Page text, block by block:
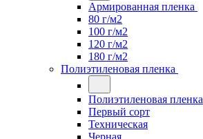
Армированная пленка
80 г/м2
100 г/м2
120 г/м2
180 г/м2
Полиэтиленовая пленка
Полиэтиленовая пленка
Первый сорт
Техническая
Черная